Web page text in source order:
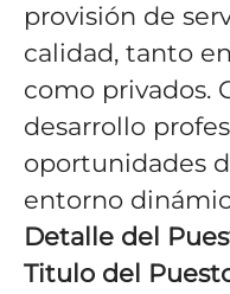
provisión de
calidad, tanto
como privados.
desarrollo
oportunidades
entorno
Detalle del
Titulo del